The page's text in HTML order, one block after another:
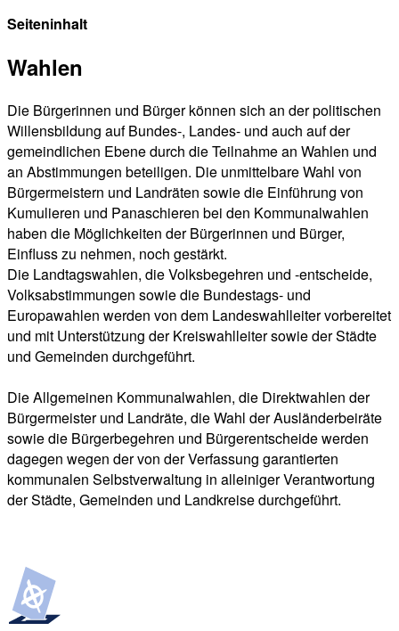
Seiteninhalt
Wahlen
Die Bürgerinnen und Bürger können sich an der politischen
Willensbildung auf Bundes-, Landes- und auch auf der
gemeindlichen Ebene durch die Teilnahme an Wahlen und
an Abstimmungen beteiligen. Die unmittelbare Wahl von
Bürgermeistern und Landräten sowie die Einführung von
Kumulieren und Panaschieren bei den Kommunalwahlen
haben die Möglichkeiten der Bürgerinnen und Bürger,
Einfluss zu nehmen, noch gestärkt.
Die Landtagswahlen, die Volksbegehren und -entscheide,
Volksabstimmungen sowie die Bundestags- und
Europawahlen werden von dem Landeswahlleiter vorbereitet
und mit Unterstützung der Kreiswahlleiter sowie der Städte
und Gemeinden durchgeführt.
Die Allgemeinen Kommunalwahlen, die Direktwahlen der
Bürgermeister und Landräte, die Wahl der Ausländerbeiräte
sowie die Bürgerbegehren und Bürgerentscheide werden
dagegen wegen der von der Verfassung garantierten
kommunalen Selbstverwaltung in alleiniger Verantwortung
der Städte, Gemeinden und Landkreise durchgeführt.